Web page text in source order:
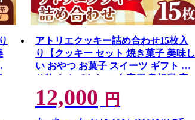
アトリエクッキー詰め合わせ15枚入
り【クッキー セット 焼き菓子 美味し
い おやつ お菓子 スイーツ ギフト 贈
り物 おもてなし ご自宅用 島根県 安
来市】【12-YA-05】
12,000 円